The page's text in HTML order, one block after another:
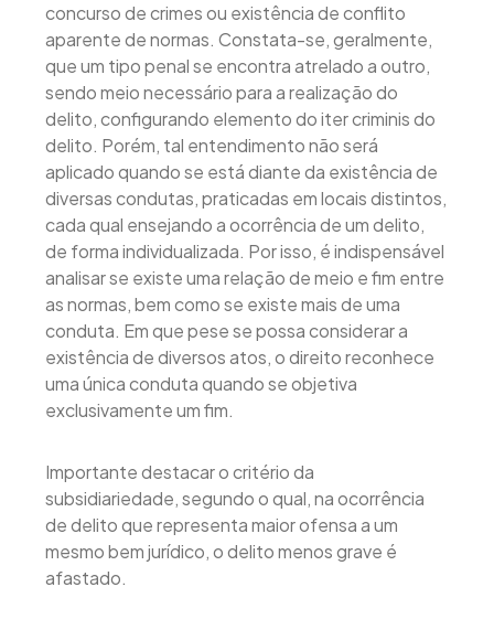
concurso de crimes ou existência de conflito
aparente de normas. Constata-se, geralmente,
que um tipo penal se encontra atrelado a outro,
sendo meio necessário para a realização do
delito, configurando elemento do iter criminis do
delito. Porém, tal entendimento não será
aplicado quando se está diante da existência de
diversas condutas, praticadas em locais distintos,
cada qual ensejando a ocorrência de um delito,
de forma individualizada. Por isso, é indispensável
analisar se existe uma relação de meio e fim entre
as normas, bem como se existe mais de uma
conduta. Em que pese se possa considerar a
existência de diversos atos, o direito reconhece
uma única conduta quando se objetiva
exclusivamente um fim.
Importante destacar o critério da
subsidiariedade, segundo o qual, na ocorrência
de delito que representa maior ofensa a um
mesmo bem jurídico, o delito menos grave é
afastado.